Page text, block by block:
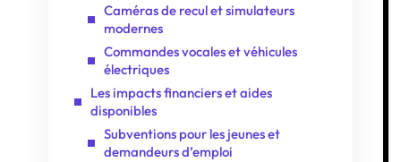
Caméras de recul et simulateurs
modernes
Commandes vocales et véhicules
électriques
Les impacts financiers et aides
disponibles
Subventions pour les jeunes et
demandeurs d’emploi